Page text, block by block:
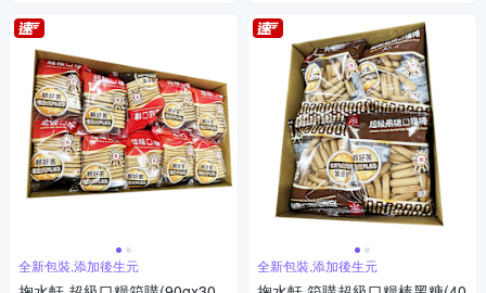
全新包裝,添加後生元 全新包裝,添加後生元